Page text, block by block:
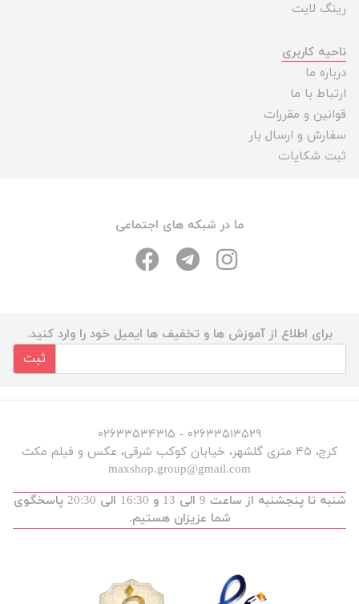
رینگ لایت
ناحیه کاربری
درباره ما
ارتباط با ما
قوانین و مقررات
سفارش و ارسال بار
ثبت شکایات
ما در شبکه های اجتماعی
برای اطلاع از آموزش ها و تخفیف ها ایمیل خود را وارد کنید.
ثبت
۰۲۶۳۳۵۱۳۵۲۹ - ۰۲۶۳۳۵۳۴۳۱۵
کرج، ۴۵ متری گلشهر، خیابان کوکب شرقی، عکس و فیلم مکث
maxshop.group@gmail.com
شنبه تا پنجشنبه از ساعت 9 الی 13 و 16:30 الی 20:30 پاسخگوی
شما عزیزان هستیم.